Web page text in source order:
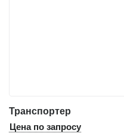
Транспортер
Цена по запросу